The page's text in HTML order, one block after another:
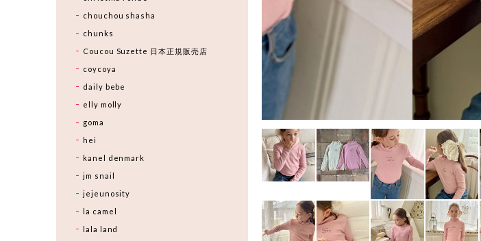
chouchou shasha
chunks
Coucou Suzette 日本正規販売店
coycoya
daily bebe
elly molly
goma
hei
kanel denmark
jm snail
jejeunosity
la camel
lala land